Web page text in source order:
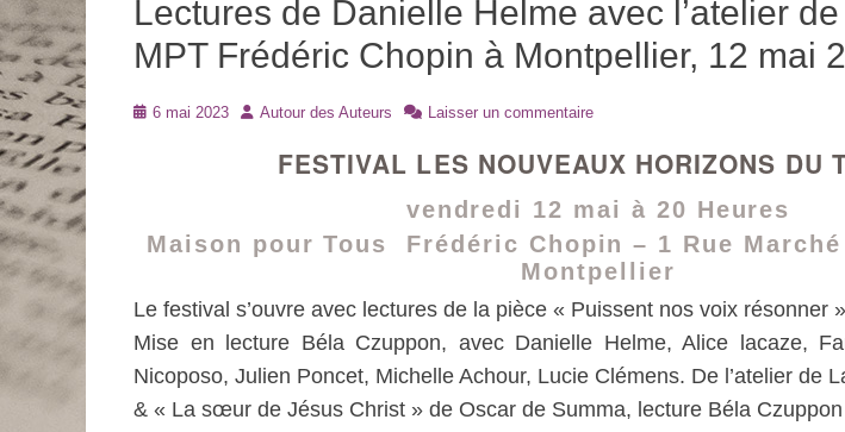
Lectures de Danielle Helme avec l’atelier
MPT Frédéric Chopin à Montpellier, 12 mai
Posté6 mai 2023 Auteur
Autour des Auteurs Laisser un commentaire
FESTIVAL LES NOUVEAUX HORIZONS DU
vendredi 12 mai à 20 Heures
Maison pour Tous Frédéric Chopin – 1 Rue
Montpellier
Le festival s’ouvre avec lectures de la pièce « Puissent nos voix résonner
Mise en lecture Béla Czuppon, avec Danielle Helme, Alice lacaze,
Nicoposo, Julien Poncet, Michelle Achour, Lucie Clémens. De l’atelier de
& « La sœur de Jésus Christ » de Oscar de Summa, lecture Béla